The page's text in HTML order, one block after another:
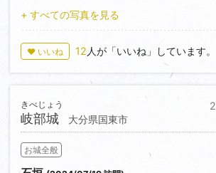
城・騎牟礼城・岡城と移り変わってい
これまで短期でブームが繰り返し何度
空堀ブームや畝堀ブーム起きる度に
す。来ていないのは竪堀ブーム位です
見つけるのがとても難しくブームが起
北海道から帰って以降、陣屋跡が印象
こちらは陣屋跡で見たような整然とし
と、旧本丸跡の自然に任せて形の崩れ
同時に楽しめます。それまで私の好み
+ すべての写真を見る
♥ いいね 12 人が「いいね」しています。
岐部城
きべじょう
大分県国東市
お城全般